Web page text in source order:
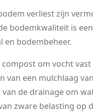
verliest zijn
bodemkwaliteit is
en bodembeheer.
compost om vocht
van een mulchlaag
de drainage om
zware belasting op